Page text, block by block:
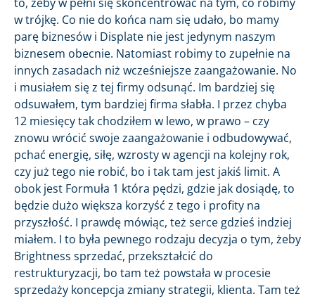
w trójkę. Co nie do końca nam się udało, bo mamy
parę biznesów i Displate nie jest jedynym naszym
biznesem obecnie. Natomiast robimy to zupełnie na
innych zasadach niż wcześniejsze zaangażowanie. No
i musiałem się z tej firmy odsunąć. Im bardziej się
odsuwałem, tym bardziej firma słabła. I przez chyba
12 miesięcy tak chodziłem w lewo, w prawo – czy
znowu wrócić swoje zaangażowanie i odbudowywać,
pchać energię, siłę, wzrosty w agencji na kolejny rok,
czy już tego nie robić, bo i tak tam jest jakiś limit. A
obok jest Formuła 1 która pędzi, gdzie jak dosiądę, to
będzie dużo większa korzyść z tego i profity na
przyszłość. I prawdę mówiąc, też serce gdzieś indziej
miałem. I to była pewnego rodzaju decyzja o tym, żeby
Brightness sprzedać, przekształcić do
restrukturyzacji, bo tam też powstała w procesie
sprzedaży koncepcja zmiany strategii, klienta. Tam też